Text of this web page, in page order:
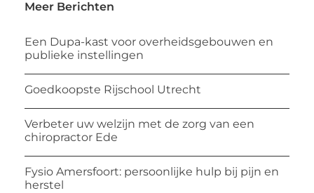
Meer Berichten
Een Dupa-kast voor overheidsgebouwen en
publieke instellingen
Goedkoopste Rijschool Utrecht
Verbeter uw welzijn met de zorg van een
chiropractor Ede
Fysio Amersfoort: persoonlijke hulp bij pijn en
herstel